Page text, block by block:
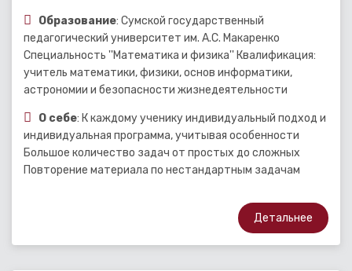
Образование: Сумской государственный
педагогический университет им. А.С. Макаренко
Специальность ''Математика и физика'' Квалификация:
учитель математики, физики, основ информатики,
астрономии и безопасности жизнедеятельности
О себе: К каждому ученику индивидуальный подход и
индивидуальная программа, учитывая особенности
Большое количество задач от простых до сложных
Повторение материала по нестандартным задачам
Детальнее